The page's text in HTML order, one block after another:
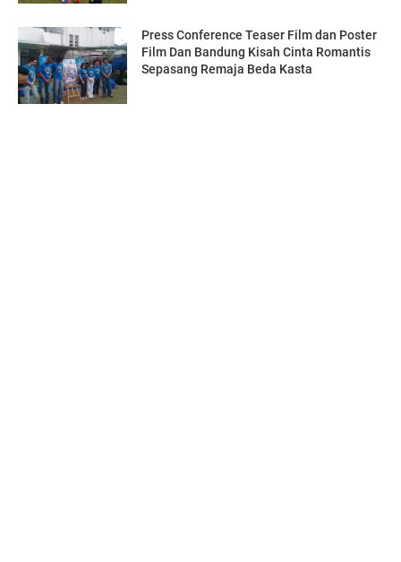
Press Conference Teaser Film dan Poster
Film Dan Bandung Kisah Cinta Romantis
Sepasang Remaja Beda Kasta